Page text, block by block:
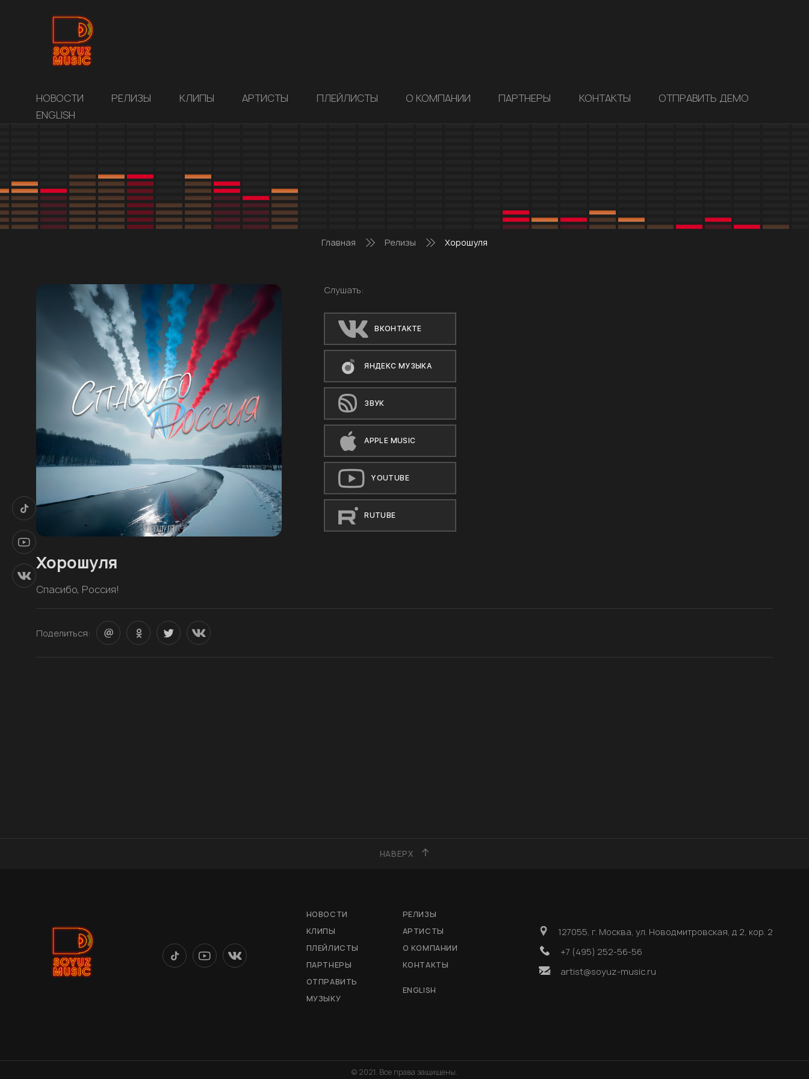
НОВОСТИ РЕЛИЗЫ КЛИПЫ АРТИСТЫ ПЛЕЙЛИСТЫ О КОМПАНИИ ПАРТНЕРЫ КОНТАКТЫ
ОТПРАВИТЬ ДЕМО
ENGLISH
Главная Релизы Хорошуля
Слушать:
ВКОНТАКТЕ
ЯНДЕКС МУЗЫКА
ЗВУК
APPLE MUSIC
YOUTUBE
RUTUBE
Хорошуля
Спасибо, Россия!
Поделиться:
НАВЕРХ
НОВОСТИ
РЕЛИЗЫ
КЛИПЫ
АРТИСТЫ
ПЛЕЙЛИСТЫ
О КОМПАНИИ
ПАРТНЕРЫ
КОНТАКТЫ
ОТПРАВИТЬ
МУЗЫКУ
ENGLISH
127055, г. Москва, ул. Новодмитровская, д 2, кор. 2
+7 (495) 252-56-56
artist@soyuz-music.ru
© 2021. Все права защищены.